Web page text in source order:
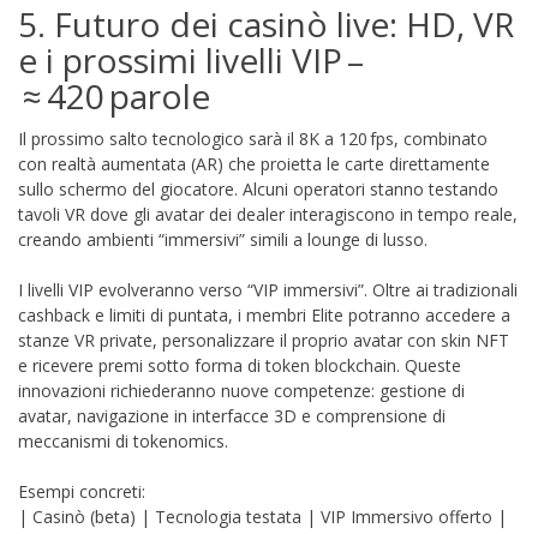
5. Futuro dei casinò live: HD, VR
e i prossimi livelli VIP –
≈ 420 parole
Il prossimo salto tecnologico sarà il 8K a 120 fps, combinato
con realtà aumentata (AR) che proietta le carte direttamente
sullo schermo del giocatore. Alcuni operatori stanno testando
tavoli VR dove gli avatar dei dealer interagiscono in tempo reale,
creando ambienti “immersivi” simili a lounge di lusso.
I livelli VIP evolveranno verso “VIP immersivi”. Oltre ai tradizionali
cashback e limiti di puntata, i membri Elite potranno accedere a
stanze VR private, personalizzare il proprio avatar con skin NFT
e ricevere premi sotto forma di token blockchain. Queste
innovazioni richiederanno nuove competenze: gestione di
avatar, navigazione in interfacce 3D e comprensione di
meccanismi di tokenomics.
Esempi concreti:
| Casinò (beta) | Tecnologia testata | VIP Immersivo offerto |